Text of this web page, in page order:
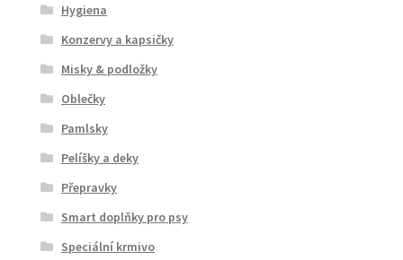
Hygiena
Konzervy a kapsičky
Misky & podložky
Oblečky
Pamlsky
Pelíšky a deky
Přepravky
Smart doplňky pro psy
Speciální krmivo